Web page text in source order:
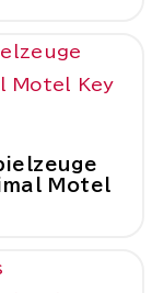
Motel